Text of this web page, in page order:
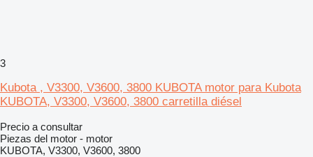
3
Kubota , V3300, V3600, 3800 KUBOTA motor para Kubota
KUBOTA, V3300, V3600, 3800 carretilla diésel
Precio a consultar
Piezas del motor - motor
KUBOTA, V3300, V3600, 3800